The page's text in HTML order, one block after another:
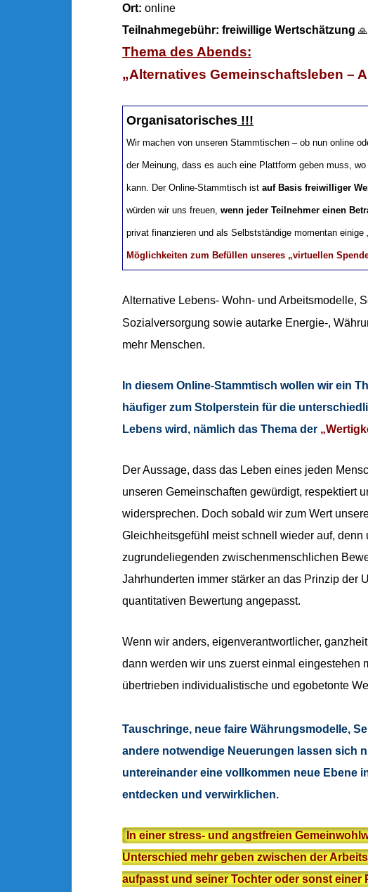
Ort: online
Teilnahmegebühr: freiwillige Wertschätzung 🙏
Thema des Abends:
„Alternatives Gemeinschaftsleben –
Organisatorisches !!!
Wir machen von unseren Stammtischen – ob nun online
der Meinung, dass es auch eine Plattform geben muss,
kann. Der Online-Stammtisch ist auf Basis freiwilliger
würden wir uns freuen, wenn jeder Teilnehmer einen
privat finanzieren und als Selbstständige momentan einige
Möglichkeiten zum Befüllen unseres „virtuellen
Alternative Lebens- Wohn- und Arbeitsmodelle,
Sozialversorgung sowie autarke Energie-,
mehr Menschen.
In diesem Online-Stammtisch wollen wir ein
häufiger zum Stolperstein für die
Lebens wird, nämlich das Thema der
Der Aussage, dass das Leben eines jeden
unseren Gemeinschaften gewürdigt, respektiert
widersprechen. Doch sobald wir zum Wert
Gleichheitsgefühl meist schnell wieder auf,
zugrundeliegenden zwischenmenschlichen
Jahrhunderten immer stärker an das Prinzip der
quantitativen Bewertung angepasst.
Wenn wir anders, eigenverantwortlicher,
dann werden wir uns zuerst einmal eingestehen
übertrieben individualistische und egobetonte
Tauschringe, neue faire Währungsmodelle,
andere notwendige Neuerungen lassen sich
untereinander eine vollkommen neue Ebene
entdecken und verwirklichen.
In einer stress- und angstfreien
Unterschied mehr geben zwischen der
aufpasst und seiner Tochter oder sonst